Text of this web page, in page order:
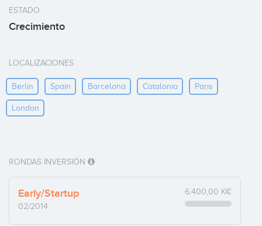
ESTADO
Crecimiento
LOCALIZACIONES
Berlin Spain Barcelona Catalonia Paris
London
RONDAS INVERSIÓN
Early/Startup
02/2014
6.400,00 K€